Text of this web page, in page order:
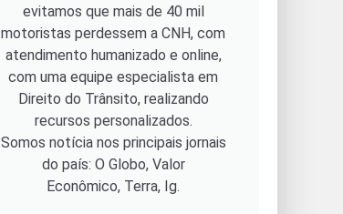
evitamos que mais de 40 mil
motoristas perdessem a CNH, com
atendimento humanizado e online,
com uma equipe especialista em
Direito do Trânsito, realizando
recursos personalizados.
Somos notícia nos principais jornais
do país: O Globo, Valor
Econômico, Terra, Ig.